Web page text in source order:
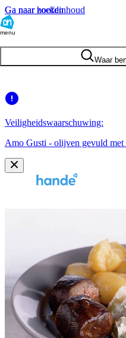
Ga naar hoofdinhoud
Ga naar zoeken
menu
Waar
Veiligheidswaarschuwing:
Amo Gusti - olijven gevuld met